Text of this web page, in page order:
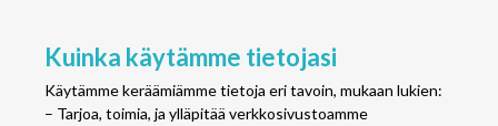
Kuinka käytämme tietojasi
Käytämme keräämiämme tietoja eri tavoin, mukaan lukien:
– Tarjoa, toimia, ja ylläpitää verkkosivustoamme